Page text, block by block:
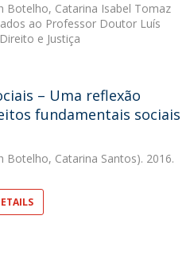
Botelho, Catarina Isabel Tomaz
ao Professor Doutor Luís
e Justiça
– Uma reflexão
fundamentais sociais
Botelho, Catarina Santos). 2016.